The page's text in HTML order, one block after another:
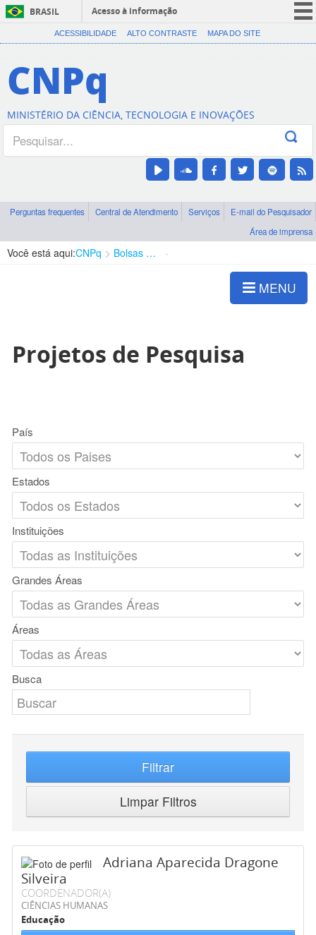
BRASIL
Acesso à informação
CORONAVÍRUS (COVID-19)
Canais
ACESSIBILIDADE ALTO CONTRASTE MAPA DO SITE
CNPq
MINISTÉRIO DA CIÊNCIA, TECNOLOGIA E INOVAÇÕES
Perguntas frequentes Central de Atendimento Serviços
E-mail do Pesquisador
Área de imprensa
Você está aqui:CNPq Bolsas e Auxílios Vigentes
MENU
Projetos de Pesquisa
País
Estados
Instituições
Grandes Áreas
Áreas
Busca
Filtrar
Limpar Filtros
Adriana Aparecida Dragone
Silveira
COORDENADOR(A)
CIÊNCIAS HUMANAS
Educação